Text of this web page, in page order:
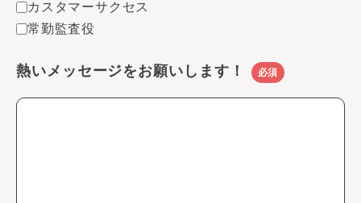
カスタマーサクセス
常勤監査役
熱いメッセージをお願いします！ 必須